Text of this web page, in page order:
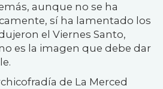
aunque no se ha
sí ha lamentado los
el Viernes Santo,
es la imagen que debe dar
de La Merced